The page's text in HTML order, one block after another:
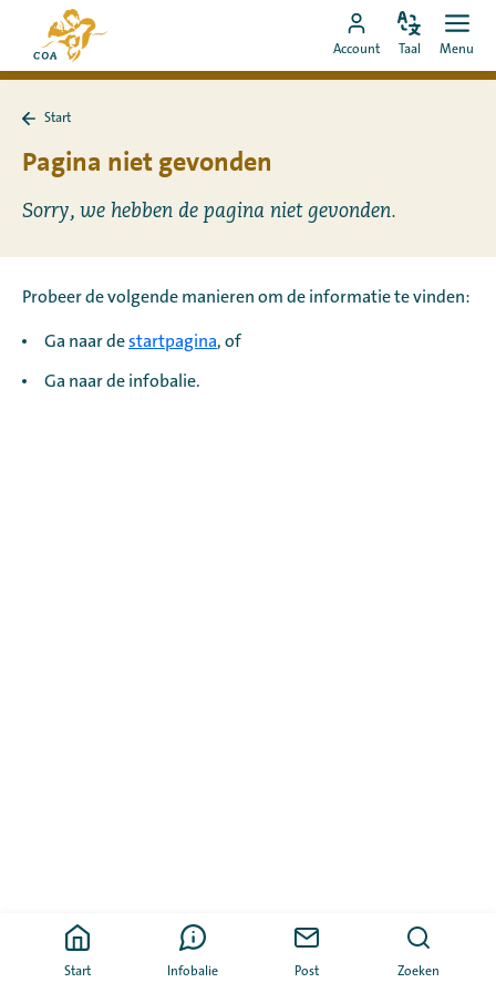
naar
content
Naar
de
startpagina
MyCOA
Ga
naar
Account
Pas
taal
Taal Menu
Start Infobalie Post Zoeken
Start
Start
Pagina niet gevonden
Sorry, we hebben de pagina niet gevonden.
Probeer de volgende manieren om de informatie te vinden:
Ga naar destartpagina, of
Ga naar de infobalie.